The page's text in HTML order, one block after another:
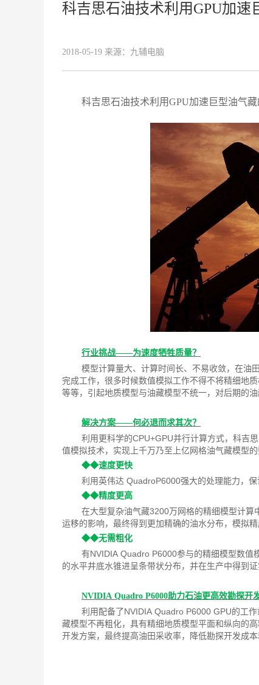
科吉思石油技术利用GPU加
2018-05-19 来源： 九辅电脑
科吉思石油技术利用GPU加速巨型油气
行业挑战——为速度牺牲质量？
模型计算量大、计算时间长、不易收敛，在油
完成工作，很多时候数值模拟工作不得不将精细地
等等，引起地质模型与油藏模型不统一，对后期的
解决方案——何必退而求其次？
利用更科学的CPU+GPU并行计算方式，科吉
值模拟技术，实现上千万乃至上亿网格油气藏模型的
◆◆速度更快
利用英伟达 QuadroP6000强大的处理能力，
◆◆精度更高
在大型复杂油气藏3200万网格的精细模型计
运移的影响，最终得到更加精确的油水分布，模拟精
◆◆无需粗化
有NVIDIA Quadro P6000参与的精细模型数值
的水平井底水锥进呈条带状分布，并在生产中得到
NVIDIA Quadro P6000助力石油更高效勘探开
利用配备了NVIDIA Quadro P6000 GPU的工
藏模型不再粗化，具有精细地质模型平面和纵向的
开发方案，最终提高油田采收率，降低勘探开发成